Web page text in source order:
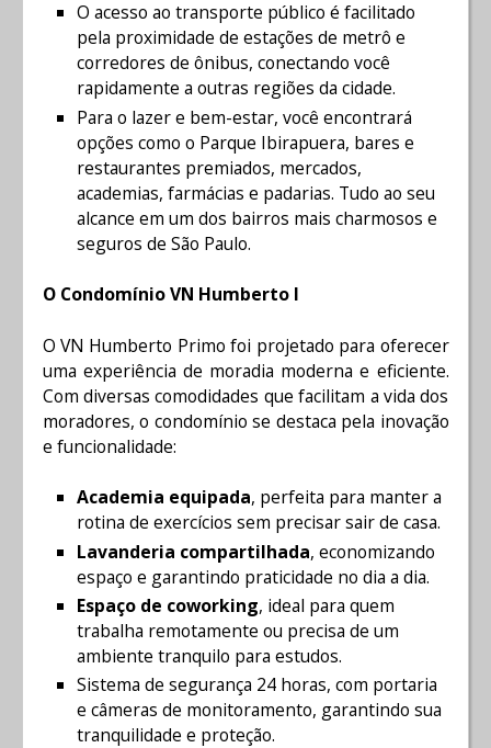
O acesso ao transporte público é facilitado
pela proximidade de estações de metrô e
corredores de ônibus, conectando você
rapidamente a outras regiões da cidade.
Para o lazer e bem-estar, você encontrará
opções como o Parque Ibirapuera, bares e
restaurantes premiados, mercados,
academias, farmácias e padarias. Tudo ao seu
alcance em um dos bairros mais charmosos e
seguros de São Paulo.
O Condomínio VN Humberto I
O VN Humberto Primo foi projetado para oferecer
uma experiência de moradia moderna e eficiente.
Com diversas comodidades que facilitam a vida dos
moradores, o condomínio se destaca pela inovação
e funcionalidade:
Academia equipada, perfeita para manter a
rotina de exercícios sem precisar sair de casa.
Lavanderia compartilhada, economizando
espaço e garantindo praticidade no dia a dia.
Espaço de coworking, ideal para quem
trabalha remotamente ou precisa de um
ambiente tranquilo para estudos.
Sistema de segurança 24 horas, com portaria
e câmeras de monitoramento, garantindo sua
tranquilidade e proteção.